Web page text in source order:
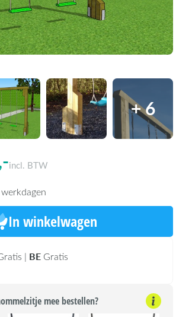
+ 6
incl. BTW
In winkelwagen
| BE Gratis
mee bestellen?